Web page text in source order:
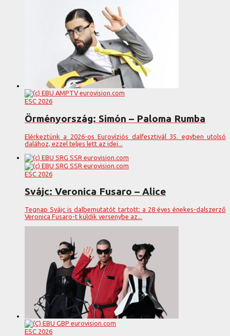
ESC 2026
Örményország: Simón – Paloma Rumba
Elérkeztünk a 2026-os Eurovíziós dalfesztivál 35. egyben utolsó
dalához, ezzel teljes lett az idei...
ESC 2026
Svájc: Veronica Fusaro – Alice
Tegnap Svájc is dalbemutatót tartott: a 28 éves énekes-dalszerző
Veronica Fusaro-t küldik versenybe az...
ESC 2026